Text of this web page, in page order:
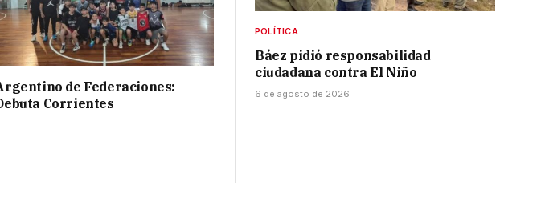
de Federaciones:
Corrientes
POLÍTICA
Báez pidió responsabilidad
ciudadana contra El Niño
6 de agosto de 2026